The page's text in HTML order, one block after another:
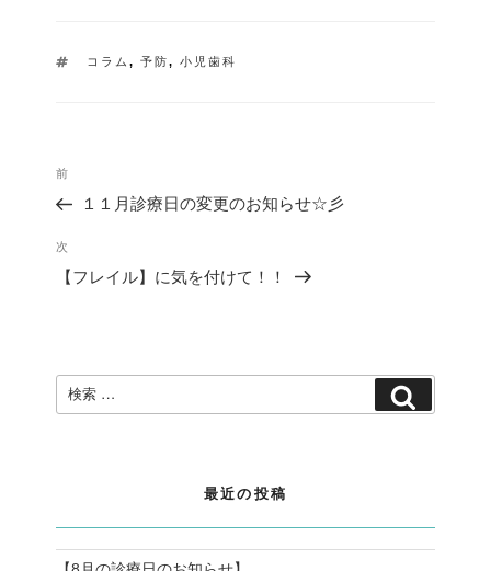
タ
コラム , 予防, 小児歯科
稿
ナ
ゲ
シ
過
去
の
投
稿
前
１１月診療日の変更のお知らせ☆彡
次
の
投
次
【フレイル】に気を付けて！！
検
索:
索
最近の投稿